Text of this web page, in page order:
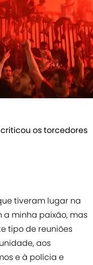
os torcedores
tiveram lugar na
a minha paixão, mas
tipo de reuniões
aos
e à polícia e